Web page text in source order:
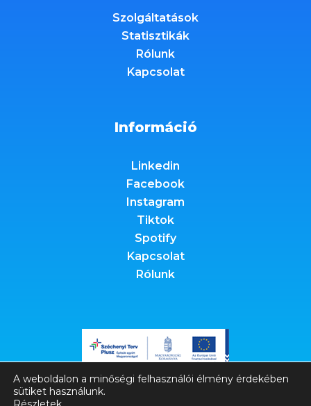
Szolgáltatások
Statisztikák
Rólunk
Kapcsolat
Információ
Linkedin
Facebook
Instagram
Tiktok
Spotify
Kapcsolat
Rólunk
A weboldalon a minőségi felhasználói élmény érdekében
sütiket használunk.